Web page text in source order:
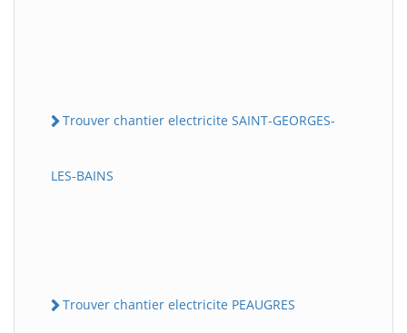
Trouver chantier electricite SAINT-GEORGES-
LES-BAINS
Trouver chantier electricite PEAUGRES